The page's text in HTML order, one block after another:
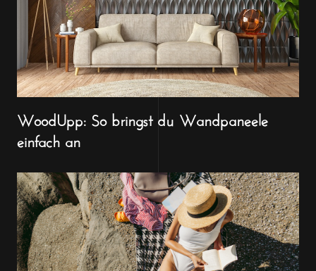
WoodUpp: So bringst du Wandpaneele
einfach an